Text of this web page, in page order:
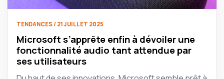
TENDANCES / 21 JUILLET 2025
Microsoft s’apprête enfin à dévoiler une
fonctionnalité audio tant attendue par
ses utilisateurs